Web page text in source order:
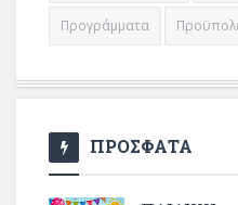
Προγράμματα
ΠΡΟΣΦΑΤΑ